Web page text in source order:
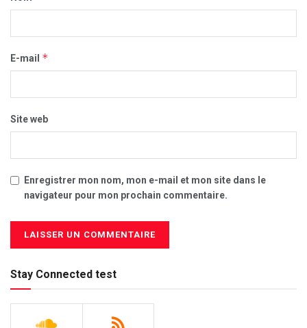
E-mail *
Site web
Enregistrer mon nom, mon e-mail et mon site dans le
navigateur pour mon prochain commentaire.
Stay Connected test